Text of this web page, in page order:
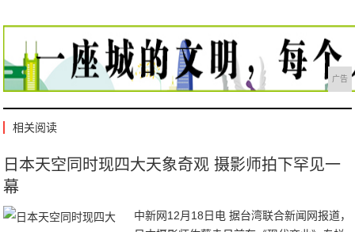
广告
相关阅读
日本天空同时现四大天象奇观 摄影师拍下罕见一
幕
中新网12月18日电 据台湾联合新闻网报道，